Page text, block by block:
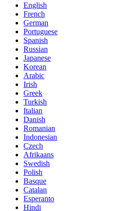
English
French
German
Portuguese
Spanish
Russian
Japanese
Korean
Arabic
Irish
Greek
Turkish
Italian
Danish
Romanian
Indonesian
Czech
Afrikaans
Swedish
Polish
Basque
Catalan
Esperanto
Hindi